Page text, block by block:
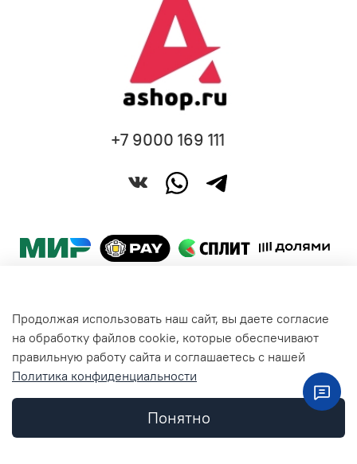
Покупателям
Общая информация
+7 9000 169 111
Продолжая использовать наш сайт, вы даете согласие
на обработку файлов cookie, которые обеспечивают
правильную работу сайта и соглашаетесь с нашей
Политика конфиденциальности
Понятно